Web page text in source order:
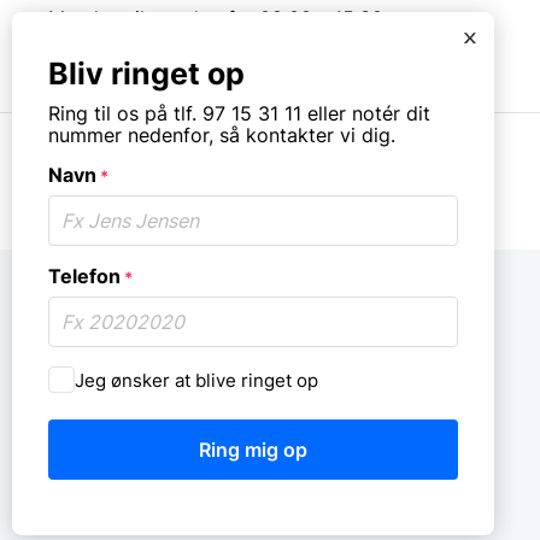
Mandag til torsdag fra 08:00 – 15:30.
© Copyright. All rights reserved.
x
Bliv ringet op
Ring til os på tlf. 97 15 31 11 eller notér dit
nummer nedenfor, så kontakter vi dig.
Navn *
Telefon *
Må
vi
ringe
*
Jeg ønsker at blive ringet op